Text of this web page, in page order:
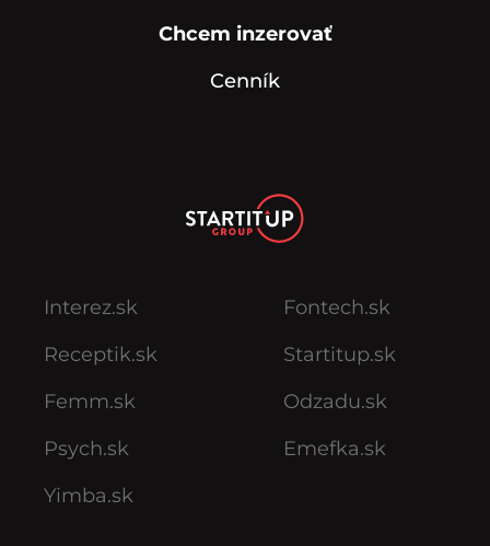
Chcem inzerovať
Cenník
Interez.sk
Receptik.sk
Femm.sk
Psych.sk
Yimba.sk
Fontech.sk
Startitup.sk
Odzadu.sk
Emefka.sk